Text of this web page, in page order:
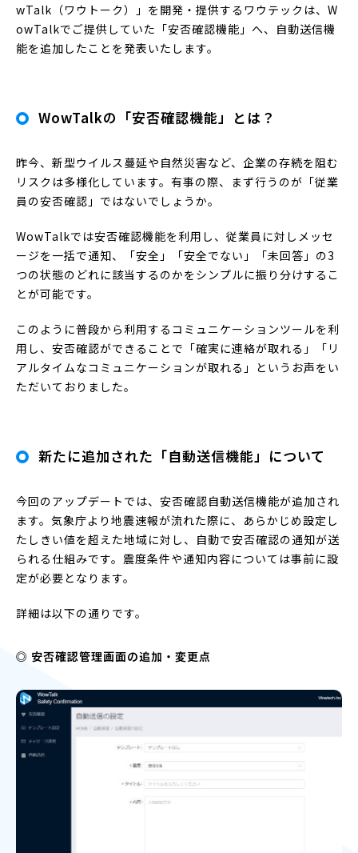
wTalk（ワウトーク）」を開発・提供するワウテックは、W
owTalkでご提供していた「安否確認機能」へ、自動送信機
能を追加したことを発表いたします。
WowTalkの「安否確認機能」とは？
昨今、新型ウイルス蔓延や自然災害など、企業の存続を阻む
リスクは多様化しています。有事の際、まず行うのが「従業
員の安否確認」ではないでしょうか。
WowTalkでは安否確認機能を利用し、従業員に対しメッセ
ージを一括で通知、「安全」「安全でない」「未回答」の3
つの状態のどれに該当するのかをシンプルに振り分けするこ
とが可能です。
このように普段から利用するコミュニケーションツールを利
用し、安否確認ができることで「確実に連絡が取れる」「リ
アルタイムなコミュニケーションが取れる」というお声をい
ただいておりました。
新たに追加された「自動送信機能」について
今回のアップデートでは、安否確認自動送信機能が追加され
ます。気象庁より地震速報が流れた際に、あらかじめ設定し
たしきい値を超えた地域に対し、自動で安否確認の通知が送
られる仕組みです。震度条件や通知内容については事前に設
定が必要となります。
詳細は以下の通りです。
◎ 安否確認管理画面の追加・変更点